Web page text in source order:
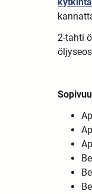
2-tahti